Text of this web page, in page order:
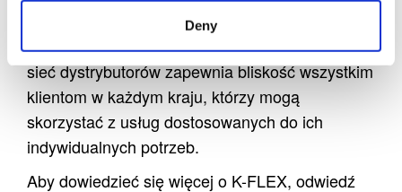
Deny
Międzynarodowa produkcja K-FLEX i jej szeroka
sieć dystrybutorów zapewnia bliskość wszystkim
klientom w każdym kraju, którzy mogą
skorzystać z usług dostosowanych do ich
indywidualnych potrzeb.
Aby dowiedzieć się więcej o K-FLEX, odwiedź